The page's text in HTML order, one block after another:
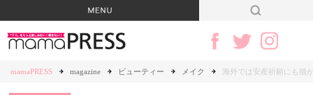
mamaPRESS magazine ビューティー メイク 海外では安産祈願にも描